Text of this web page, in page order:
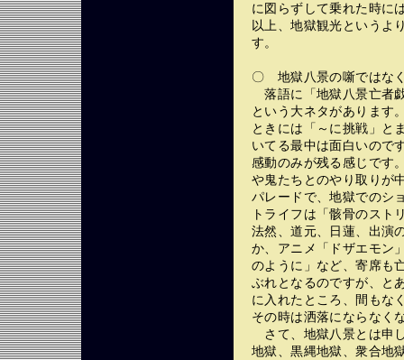
に図らずして乗れた時に
以上、地獄観光というよ
す。
〇 地獄八景の噺ではな
落語に「地獄八景亡者
という大ネタがあります
ときには「～に挑戦」と
いてる最中は面白いので
感動のみが残る感じです
や鬼たちとのやり取りが
パレードで、地獄でのシ
トライフは「骸骨のスト
法然、道元、日蓮、出演
か、アニメ「ドザエモン
のように」など、寄席も
ぶれとなるのですが、と
に入れたところ、間もな
その時は洒落にならなく
さて、地獄八景とは申
地獄、黒縄地獄、衆合地